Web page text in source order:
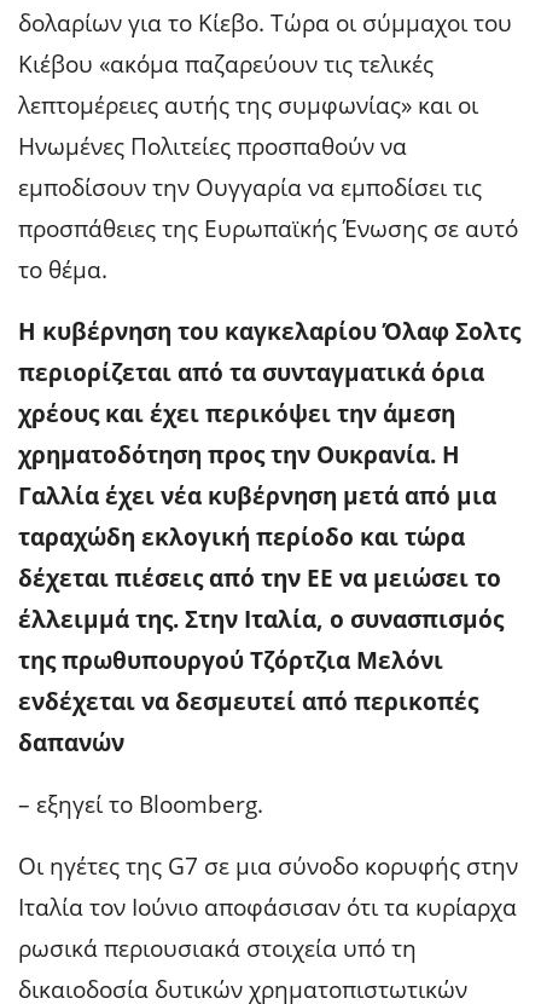
δολαρίων για το Κίεβο. Τώρα οι σύμμαχοι του
Κιέβου «ακόμα παζαρεύουν τις τελικές
λεπτομέρειες αυτής της συμφωνίας» και οι
Ηνωμένες Πολιτείες προσπαθούν να
εμποδίσουν την Ουγγαρία να εμποδίσει τις
προσπάθειες της Ευρωπαϊκής Ένωσης σε αυτό
το θέμα.
Η κυβέρνηση του καγκελαρίου Όλαφ Σολτς
περιορίζεται από τα συνταγματικά όρια
χρέους και έχει περικόψει την άμεση
χρηματοδότηση προς την Ουκρανία. Η
Γαλλία έχει νέα κυβέρνηση μετά από μια
ταραχώδη εκλογική περίοδο και τώρα
δέχεται πιέσεις από την ΕΕ να μειώσει το
έλλειμμά της. Στην Ιταλία, ο συνασπισμός
της πρωθυπουργού Τζόρτζια Μελόνι
ενδέχεται να δεσμευτεί από περικοπές
δαπανών
– εξηγεί το Bloomberg.
Οι ηγέτες της G7 σε μια σύνοδο κορυφής στην
Ιταλία τον Ιούνιο αποφάσισαν ότι τα κυρίαρχα
ρωσικά περιουσιακά στοιχεία υπό τη
δικαιοδοσία δυτικών χρηματοπιστωτικών